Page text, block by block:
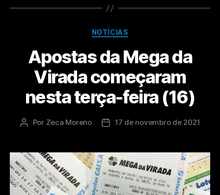
NOTÍCIAS
Apostas da Mega da
Virada começaram
nesta terça-feira (16)
Por Zeca Moreno 17 de novembro de 2021